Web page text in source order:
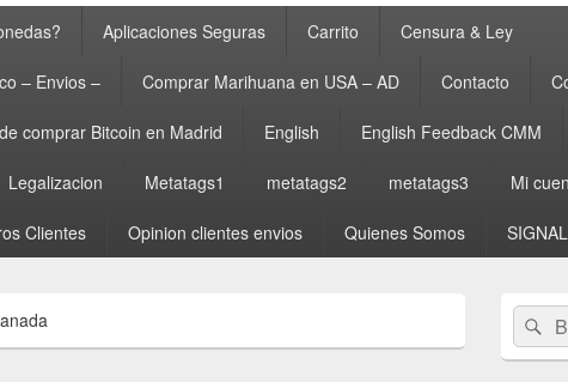
Aplicaciones Seguras Carrito Censura & Ley
– Envios – Comprar Marihuana en USA – AD Contacto
comprar Bitcoin en Madrid English English Feedback CMM
Legalizacion Metatags1 metatags2 metatags3 Mi
Clientes Opinion clientes envios Quienes Somos
área
de
widget
Buscar
por: